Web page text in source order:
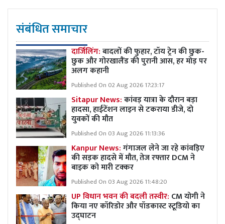
संबंधित समाचार
दार्जिलिंग:बादलों की फुहार, टॉय ट्रेन की छुक-
छुक और गोरखालैंड की पुरानी आस, हर मोड़ पर
अलग कहानी
Published On 02 Aug 2026 17:23:17
Sitapur News:कांवड़ यात्रा के दौरान बड़ा
हादसा, हाईटेंशन लाइन से टकराया डीजे, दो
युवकों की मौत
Published On 03 Aug 2026 11:13:36
Kanpur News:गंगाजल लेने जा रहे कांवड़िए
की सड़क हादसे में मौत, तेज रफ्तार DCM ने
बाइक को मारी टक्कर
Published On 03 Aug 2026 11:48:20
UP विधान भवन की बदली तस्वीर: CM योगी ने
किया नए कॉरिडोर और पॉडकास्ट स्टूडियो का
उद्घाटन